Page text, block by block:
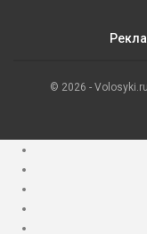
© 2026 -